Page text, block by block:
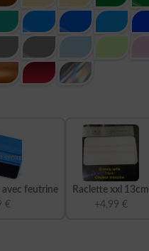
avec feutrine
€
Raclette xxl 13cm
+4,99 €